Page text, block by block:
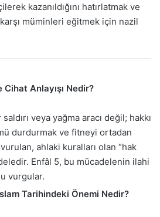
kazanıldığını hatırlatmak ve
müminleri eğitmek için nazil
Cihat Anlayışı Nedir?
veya yağma aracı değil; hakkı
durdurmak ve fitneyi ortadan
ahlaki kuralları olan “hak
Enfâl 5, bu mücadelenin ilahi
vurgular.
Tarihindeki Önemi Nedir?